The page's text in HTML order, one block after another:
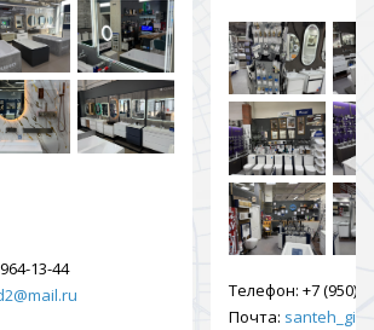
13-44
Телефон: +7 (950)
Почта: